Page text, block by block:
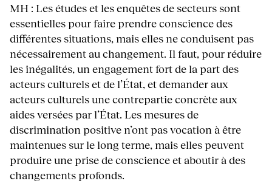
MH : Les études et les enquêtes de secteurs sont
essentielles pour faire prendre conscience des
différentes situations, mais elles ne conduisent pas
nécessairement au changement. Il faut, pour réduire
les inégalités, un engagement fort de la part des
acteurs culturels et de l’État, et demander aux
acteurs culturels une contrepartie concrète aux
aides versées par l’État. Les mesures de
discrimination positive n’ont pas vocation à être
maintenues sur le long terme, mais elles peuvent
produire une prise de conscience et aboutir à des
changements profonds.